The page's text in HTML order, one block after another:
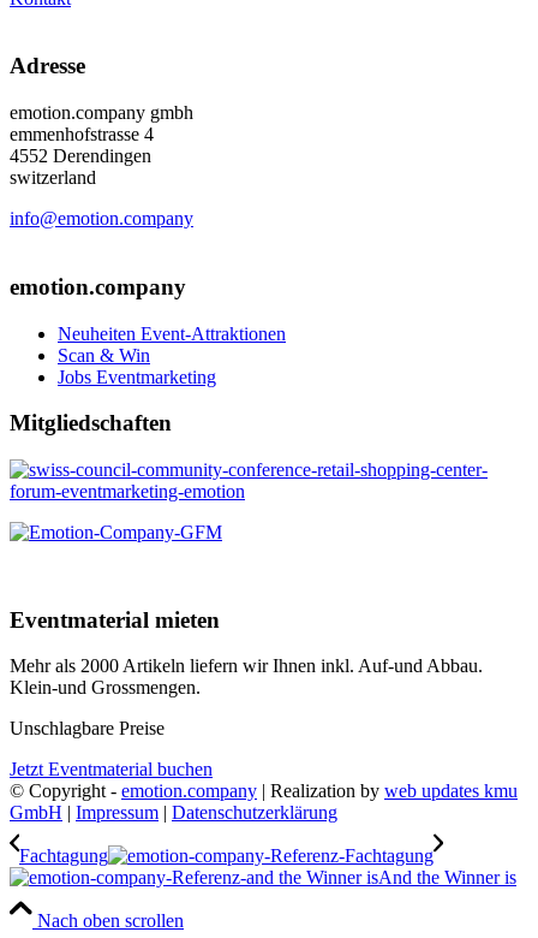
Adresse
emotion.company gmbh
emmenhofstrasse 4
4552 Derendingen
switzerland
info@emotion.company
emotion.company
Neuheiten Event-Attraktionen
Scan & Win
Jobs Eventmarketing
Mitgliedschaften
Eventmaterial mieten
Mehr als 2000 Artikeln liefern wir Ihnen inkl. Auf-und Abbau.
Klein-und Grossmengen.
Unschlagbare Preise
Jetzt Eventmaterial buchen
© Copyright - emotion.company | Realization by web updates kmu
GmbH | Impressum | Datenschutzerklärung
Fachtagung
And the Winner is
Nach oben scrollen